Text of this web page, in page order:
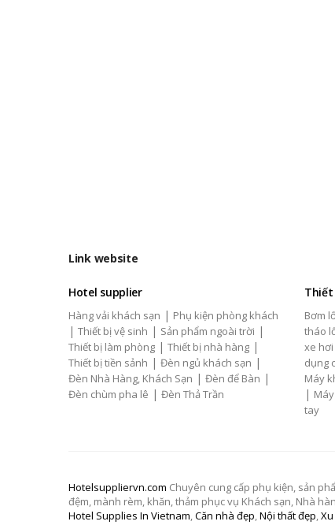
Link website
Hotel supplier
Hàng vải khách sạn | Phụ kiện phòng khách
| Thiết bị vệ sinh | Sản phẩm ngoài trời |
Thiết bị làm phòng | Thiết bị nhà hàng |
Thiết bị tiền sảnh | Đèn ngủ khách sạn |
Đèn Nhà Hàng, Khách Sạn | Đèn để Bàn |
Đèn chùm pha lê | Đèn Thả Trần
Bơm
tháo
xe hơi
dụng
Máy
|
tay
Hotelsuppliervn.com Chuyên cung cấp phụ kiện, sản
đệm, mành rèm, khăn, thảm phục vụ Khách sạn, Nhà
Hotel Supplies In Vietnam,Căn nhà đẹp,Nội thất đẹp,